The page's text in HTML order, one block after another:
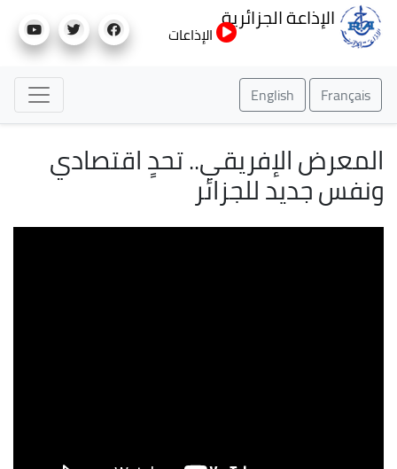
إلى
الإذاعة الجزائرية
الإذاعات
Français
English
المعرض الإفريقي.. تحدٍ اقتصادي
ونفس جديد للجزائر